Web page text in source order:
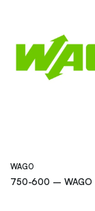
WAGO
750-600 – WAGO